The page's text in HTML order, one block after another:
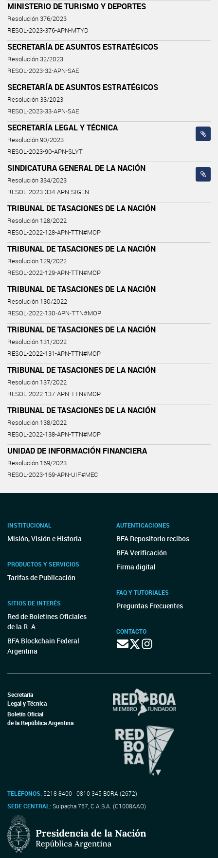
MINISTERIO DE TURISMO Y DEPORTES
Resolución 376/2023
RESOL-2023-376-APN-MTYD
SECRETARÍA DE ASUNTOS ESTRATÉGICOS
Resolución 32/2023
RESOL-2023-32-APN-SAE
SECRETARÍA DE ASUNTOS ESTRATÉGICOS
Resolución 33/2023
RESOL-2023-33-APN-SAE
SECRETARÍA LEGAL Y TÉCNICA
Resolución 90/2023
RESOL-2023-90-APN-SLYT
SINDICATURA GENERAL DE LA NACIÓN
Resolución 334/2023
RESOL-2023-334-APN-SIGEN
TRIBUNAL DE TASACIONES DE LA NACIÓN
Resolución 128/2022
RESOL-2022-128-APN-TTN#MOP
TRIBUNAL DE TASACIONES DE LA NACIÓN
Resolución 129/2022
RESOL-2022-129-APN-TTN#MOP
TRIBUNAL DE TASACIONES DE LA NACIÓN
Resolución 130/2022
RESOL-2022-130-APN-TTN#MOP
TRIBUNAL DE TASACIONES DE LA NACIÓN
Resolución 131/2022
RESOL-2022-131-APN-TTN#MOP
TRIBUNAL DE TASACIONES DE LA NACIÓN
Resolución 137/2022
RESOL-2022-137-APN-TTN#MOP
TRIBUNAL DE TASACIONES DE LA NACIÓN
Resolución 138/2022
RESOL-2022-138-APN-TTN#MOP
UNIDAD DE INFORMACIÓN FINANCIERA
Resolución 169/2023
RESOL-2023-169-APN-UIF#MEC
INSTITUCIONAL
Misión, Visión e Historia
PRODUCTOS Y SERVICIOS
Tarifas de Publicación
SITIOS DE INTERÉS
Red de Boletines Oficiales
de la R. A.
BFA Blockchain Federal
Argentina
AUTENTICACIONES
BFA Repositorio recibos
BFA Verificación
Firma digital
FAQ Y TUTORIALES
Preguntas Frecuentes
CONTACTO
Secretaría
Legal y Técnica
Boletín Oficial
de la República Argentina
TELÉFONOS: 5218-8400 - 0810-345-BORA (2672)
SEDE CENTRAL:Suipacha 767, C.A.B.A. (C1008AAO)